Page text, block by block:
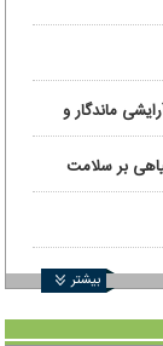
ماندگار و
بر سلامت
بیشتر